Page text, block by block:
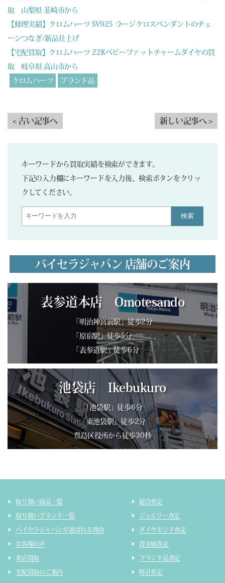
取 山梨県 韮崎市から
【修理実績】クロムハーツ SV925 ラージクロスペンダントのチェ
ーンつなぎ/新品仕上げ
【宅配買取】クロムハーツ 22Kベビーファットチャームダイヤの買
取 岐阜県 高山市から
クロムハーツ
ブランド品
< 古い記事へ 新しい記事へ >
キーワードから買取実績を検索ができます。
下記の入力欄にキーワードを入力後、検索ボタンをクリッ
クしてください。
検索
バイセラジャパン 店舗のご案内
表参道本店 Omotesando
「明治神宮前駅」徒歩2分
「原宿駅」徒歩5分
「表参道駅」徒歩6分
池袋店 Ikebukuro
「池袋駅」徒歩6分
「東池袋駅」徒歩2分
豊島区役所から徒歩30秒
取り扱い商品一覧
取り扱いブランド一覧
バイセラジャパンが選ばれる理由
お客様の声
来店買取
宅配買取のご案内
総合査定
ジュエリー査定
ダイヤモンド査定
貴金属査定
ブランド品査定
時計査定